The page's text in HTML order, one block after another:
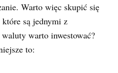
Warto więc skupić się
są jednymi z
warto inwestować?
to: